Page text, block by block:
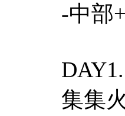
-中部
集集